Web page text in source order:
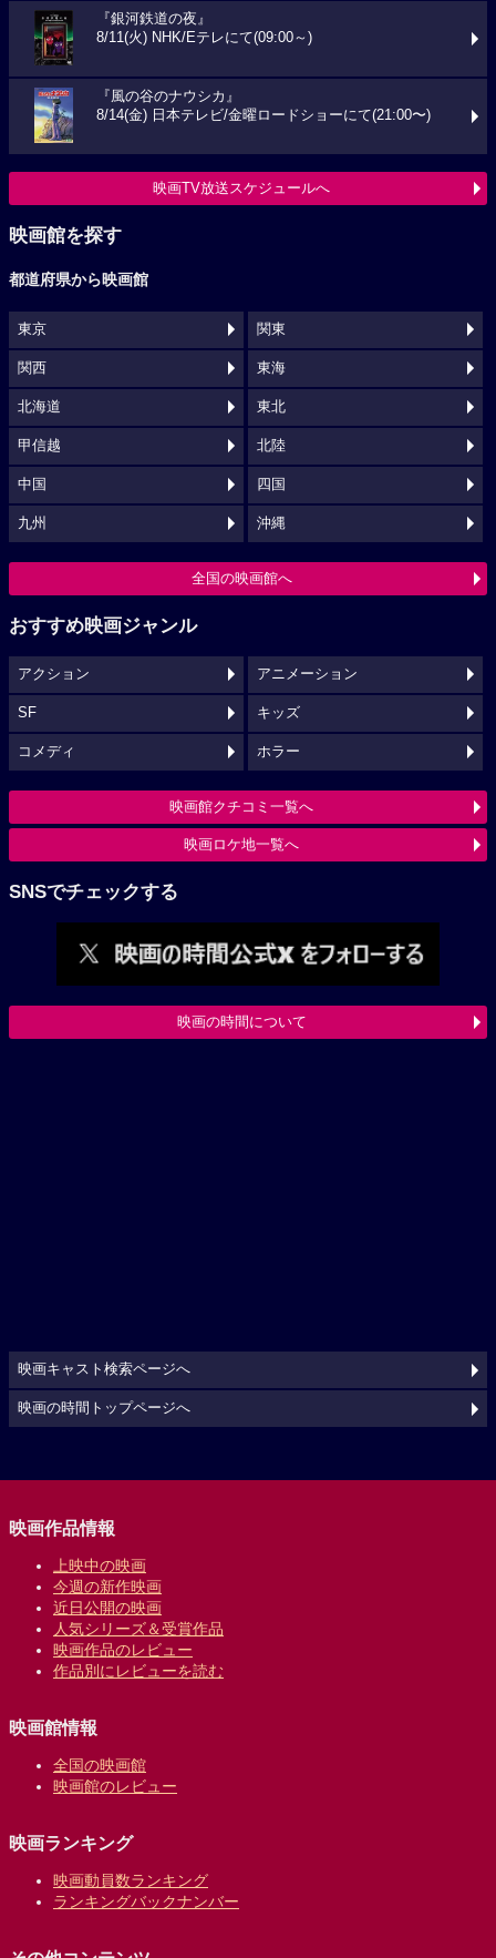
『銀河鉄道の夜』
8/11(火) NHK/Eテレにて(09:00～)
『風の谷のナウシカ』
8/14(金) 日本テレビ/金曜ロードショーにて(21:00〜)
映画TV放送スケジュールへ
映画館を探す
都道府県から映画館
東京 関東
関西 東海
北海道 東北
甲信越 北陸
中国 四国
九州 沖縄
全国の映画館へ
おすすめ映画ジャンル
アクション アニメーション
SF キッズ
コメディ ホラー
映画館クチコミ一覧へ
映画ロケ地一覧へ
SNSでチェックする
映画の時間について
映画キャスト検索ページへ
映画の時間トップページへ
映画作品情報
上映中の映画
今週の新作映画
近日公開の映画
人気シリーズ＆受賞作品
映画作品のレビュー
作品別にレビューを読む
映画館情報
全国の映画館
映画館のレビュー
映画ランキング
映画動員数ランキング
ランキングバックナンバー